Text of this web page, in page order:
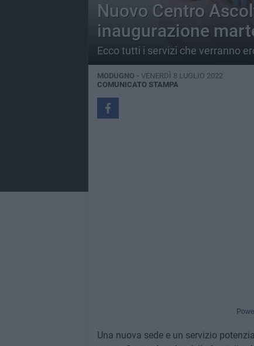
Nuovo Centro
inaugurazione
Ecco tutti i servizi che verranno
MODUGNO - VENERDÌ 8 LUGLIO 2022
COMUNICATO STAMPA
Una nuova sede e un servizio